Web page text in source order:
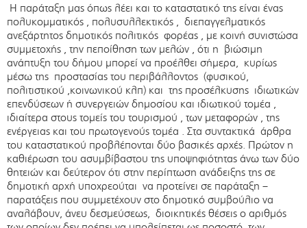
Η παράταξη μας όπως λέει και το καταστατικό της είναι ένας
πολυκομματικός , πολυσυλλεκτικός , διεπαγγελματικός
ανεξάρτητος δημοτικός πολιτικός φορέας , με κοινή συνιστώσα
συμμετοχής , την πεποίθηση των μελών , ότι η βιώσιμη
ανάπτυξη του δήμου μπορεί να προέλθει σήμερα, κυρίως
μέσω της προστασίας του περιβάλλοντος (φυσικού,
πολιτιστικού ,κοινωνικού κλπ) και της προσέλκυσης ιδιωτικών
επενδύσεων ή συνεργειών δημοσίου και ιδιωτικού τομέα ,
ιδιαίτερα στους τομείς του τουρισμού , των μεταφορών , της
ενέργειας και του πρωτογενούς τομέα . Στα συντακτικά άρθρα
του καταστατικού προβλέπονται δύο βασικές αρχές. Πρώτον η
καθιέρωση του ασυμβίβαστου της υποψηφιότητας άνω των δύο
θητειών και δεύτερον ότι στην περίπτωση ανάδειξης της σε
δημοτική αρχή υποχρεούται να προτείνει σε παράταξη –
παρατάξεις που συμμετέχουν στο δημοτικό συμβούλιο να
αναλάβουν, άνευ δεσμεύσεως, διοικητικές θέσεις ο αριθμός